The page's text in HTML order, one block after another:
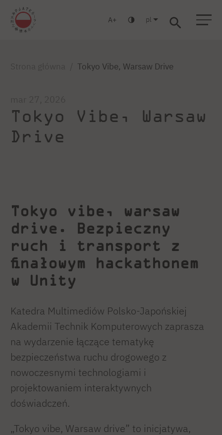
A pl
Tokyo Vibe, Warsaw Drive
Tokyo Vibe, Warsaw
Drive
Tokyo vibe, warsaw
drive. Bezpieczny
ruch i transport z
finałowym hackathonem
w Unity
Katedra Multimediów Polsko-Japońskiej
Akademii Technik Komputerowych zaprasza
na wydarzenie łączące tematykę
bezpieczeństwa ruchu drogowego z
nowoczesnymi technologiami i
projektowaniem interaktywnych
doświadczeń.
„Tokyo vibe, Warsaw drive” to inicjatywa,